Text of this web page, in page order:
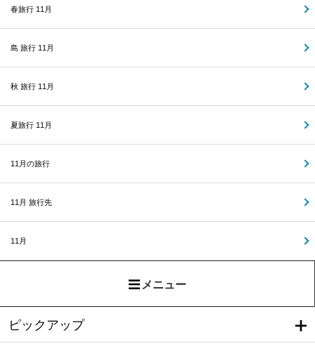
春旅行 11月
島 旅行 11月
秋 旅行 11月
夏旅行 11月
11月の旅行
11月 旅行先
11月
メニュー
ピックアップ